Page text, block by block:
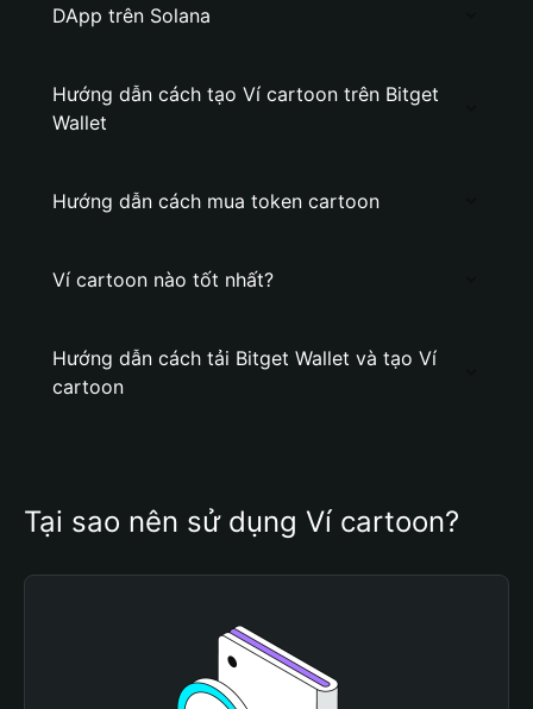
DApp trên Solana
Hướng dẫn cách tạo Ví cartoon trên Bitget
Wallet
Hướng dẫn cách mua token cartoon
Ví cartoon nào tốt nhất?
Hướng dẫn cách tải Bitget Wallet và tạo Ví
cartoon
Tại sao nên sử dụng Ví cartoon?